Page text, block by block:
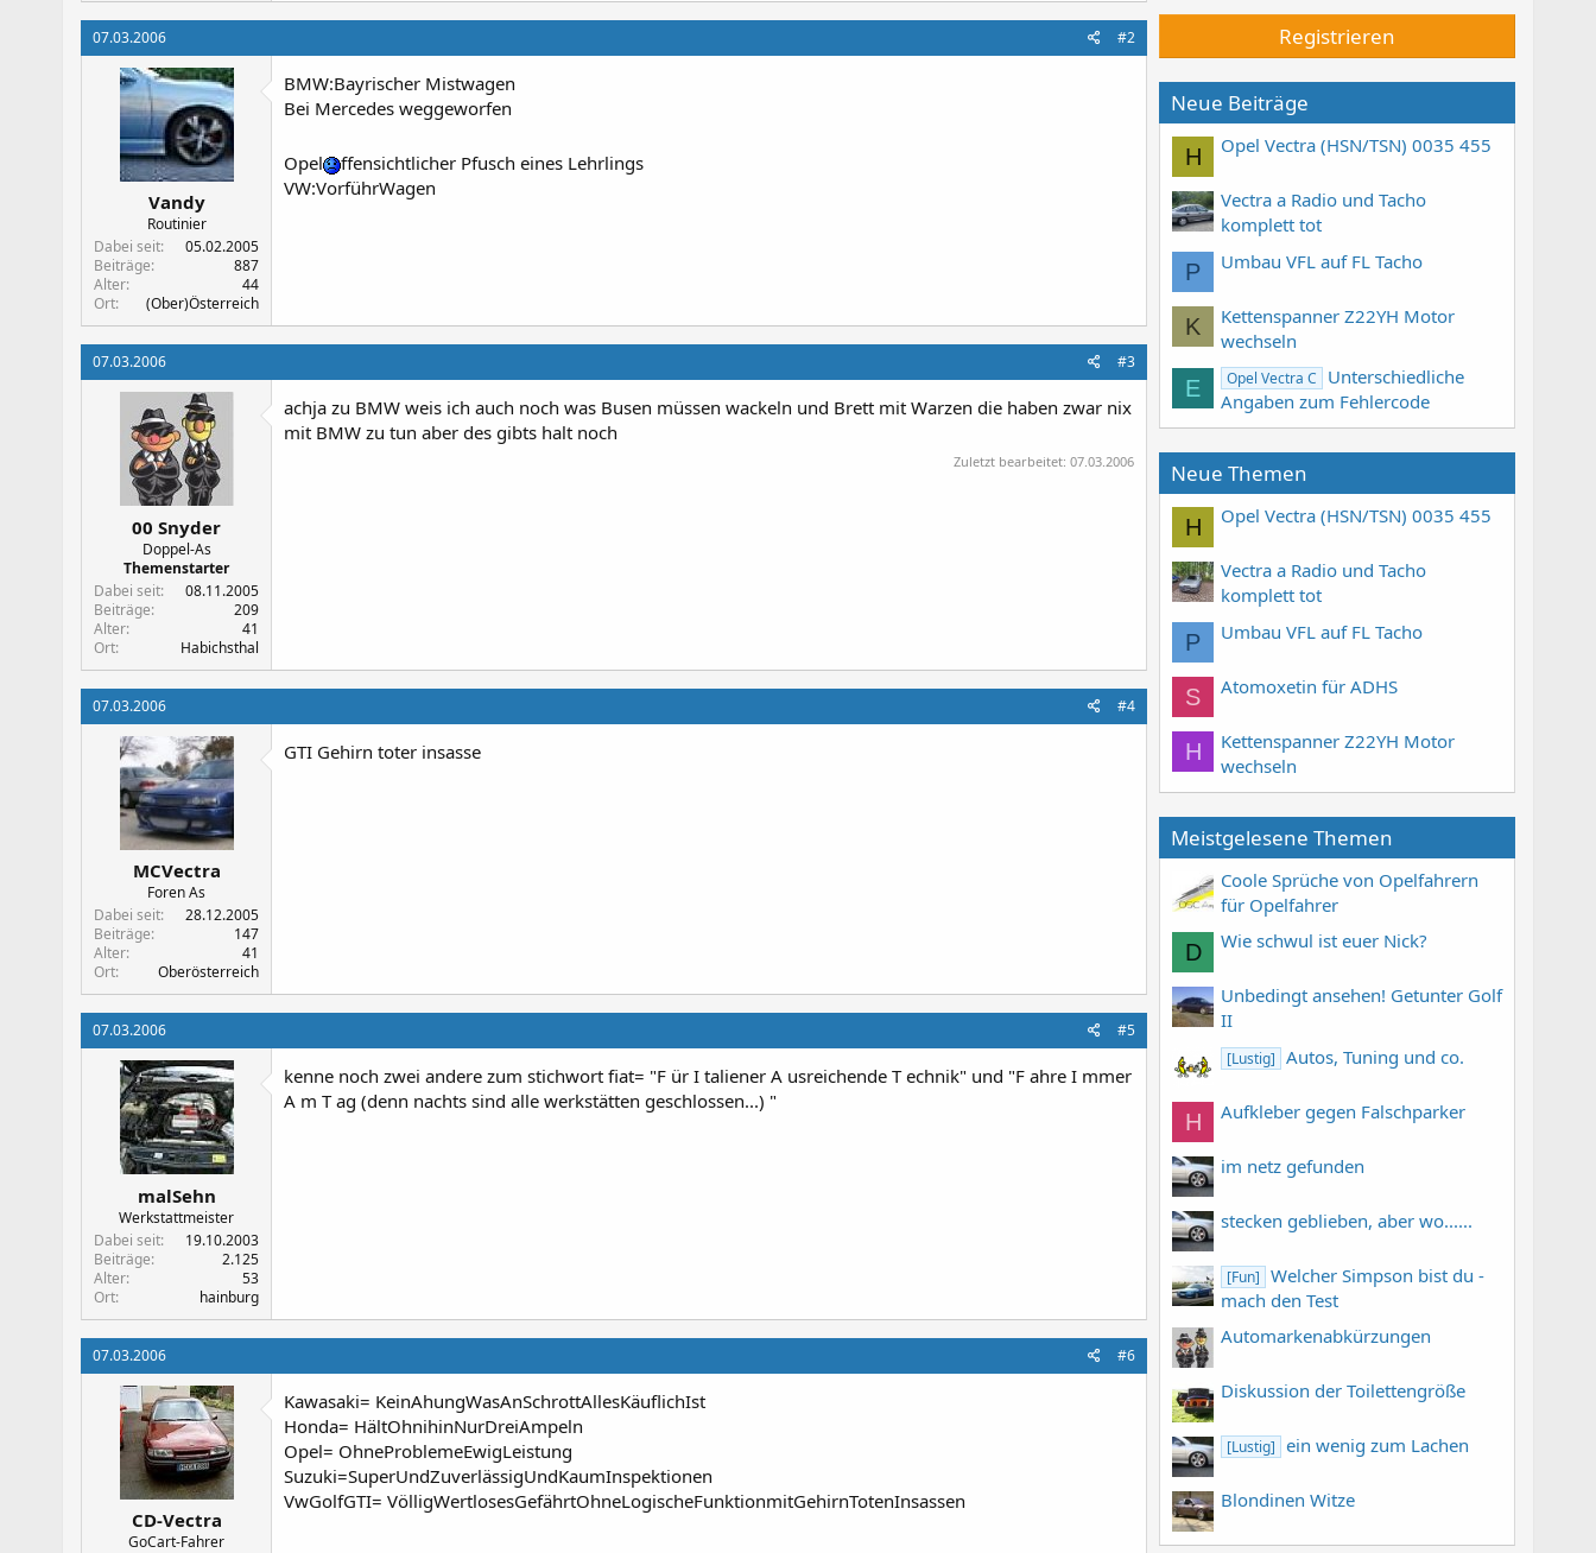
07.03.2006 #2
Vandy
Routinier
Dabei seit
05.02.2005
Beiträge
887
Alter
44
Ort
(Ober)Österreich
BMW:Bayrischer Mistwagen
Bei Mercedes weggeworfen
Opel
ffensichtlicher Pfusch eines Lehrlings
VW:VorführWagen
07.03.2006 #3
00 Snyder
Doppel-As
Themenstarter
Dabei seit
08.11.2005
Beiträge
209
Alter
41
Ort
Habichsthal
achja zu BMW weis ich auch noch was Busen müssen wackeln und Brett mit Warzen die haben zwar nix
mit BMW zu tun aber des gibts halt noch
Zuletzt bearbeitet: 07.03.2006
07.03.2006 #4
MCVectra
Foren As
Dabei seit
28.12.2005
Beiträge
147
Alter
41
Ort
Oberösterreich
GTI Gehirn toter insasse
07.03.2006 #5
malSehn
Werkstattmeister
Dabei seit
19.10.2003
Beiträge
2.125
Alter
53
Ort
hainburg
kenne noch zwei andere zum stichwort fiat= "F ür I taliener A usreichende T echnik" und "F ahre I mmer
A m T ag (denn nachts sind alle werkstätten geschlossen...) "
07.03.2006 #6
CD-Vectra
GoCart-Fahrer
Kawasaki= KeinAhungWasAnSchrottAllesKäuflichIst
Honda= HältOhnihinNurDreiAmpeln
Opel= OhneProblemeEwigLeistung
Suzuki=SuperUndZuverlässigUndKaumInspektionen
VwGolfGTI= VölligWertlosesGefährtOhneLogischeFunktionmitGehirnTotenInsassen
Registrieren
Neue Beiträge
H Opel Vectra (HSN/TSN) 0035 455
Vectra a Radio und Tacho
komplett tot
P Umbau VFL auf FL Tacho
K
Kettenspanner Z22YH Motor
wechseln
E Opel Vectra C
Unterschiedliche
Angaben zum Fehlercode
Neue Themen
H Opel Vectra (HSN/TSN) 0035 455
Vectra a Radio und Tacho
komplett tot
P Umbau VFL auf FL Tacho
S Atomoxetin für ADHS
H
Kettenspanner Z22YH Motor
wechseln
Meistgelesene Themen
Coole Sprüche von Opelfahrern
für Opelfahrer
D Wie schwul ist euer Nick?
Unbedingt ansehen! Getunter Golf
II
[Lustig] Autos, Tuning und co.
H Aufkleber gegen Falschparker
im netz gefunden
stecken geblieben, aber wo......
[Fun]
Welcher Simpson bist du -
mach den Test
Automarkenabkürzungen
Diskussion der Toilettengröße
[Lustig] ein wenig zum Lachen
Blondinen Witze